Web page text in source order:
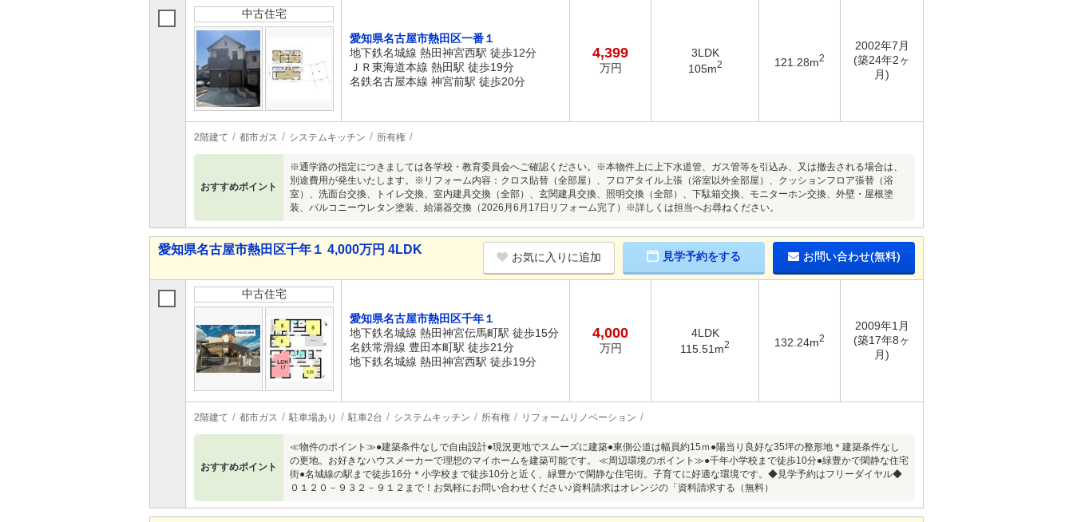
中古住宅
愛知県名古屋市熱田区一番１
地下鉄名城線 熱田神宮西駅 徒歩12分
ＪＲ東海道本線 熱田駅 徒歩19分
名鉄名古屋本線 神宮前駅 徒歩20分
4,399
万円
3LDK
105m2 121.28m2
2002年7月
(築24年2ヶ
月)
2階建て 都市ガス システムキッチン 所有権
おすすめポイント
※通学路の指定につきましては各学校・教育委員会へご確認ください。※本物件上に上下水道管、ガス管等を引込み、又は撤去される場合は、
別途費用が発生いたします。※リフォーム内容：クロス貼替（全部屋）、フロアタイル上張（浴室以外全部屋）、クッションフロア張替（浴
室）、洗面台交換、トイレ交換、室内建具交換（全部）、玄関建具交換、照明交換（全部）、下駄箱交換、モニターホン交換、外壁・屋根塗
装、バルコニーウレタン塗装、給湯器交換（2026月6月17日リフォーム完了）※詳しくは担当へお尋ねください。
愛知県名古屋市熱田区千年１ 4,000万円 4LDK
お気に入りに追加 見学予約をする お問い合わせ(無料)
中古住宅
愛知県名古屋市熱田区千年１
地下鉄名城線 熱田神宮伝馬町駅 徒歩15分
名鉄常滑線 豊田本町駅 徒歩21分
地下鉄名城線 熱田神宮西駅 徒歩19分
4,000
万円
4LDK
115.51m2 132.24m2
2009年1月
(築17年8ヶ
月)
2階建て 都市ガス 駐車場あり 駐車2台 システムキッチン 所有権 リフォームリノベーション
おすすめポイント
≪物件のポイント≫●建築条件なしで自由設計●現況更地でスムーズに建築●東側公道は幅員約15ｍ●陽当り良好な35坪の整形地＊建築条件なし
の更地。お好きなハウスメーカーで理想のマイホームを建築可能です。 ≪周辺環境のポイント≫●千年小学校まで徒歩10分●緑豊かで閑静な住宅
街●名城線の駅まで徒歩16分＊小学校まで徒歩10分と近く、緑豊かで閑静な住宅街。子育てに好適な環境です。◆見学予約はフリーダイヤル◆
０１２０－９３２－９１２まで！お気軽にお問い合わせください♪資料請求はオレンジの「資料請求する（無料）